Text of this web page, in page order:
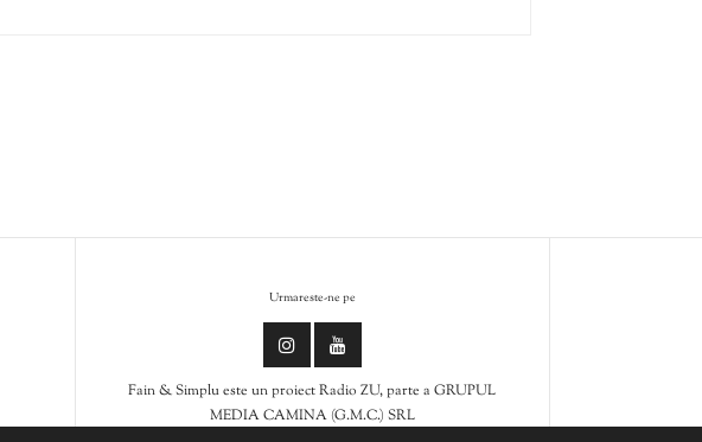
Urmareste-ne pe
Fain & Simplu este un proiect Radio ZU, parte a GRUPUL
MEDIA CAMINA (G.M.C.) SRL